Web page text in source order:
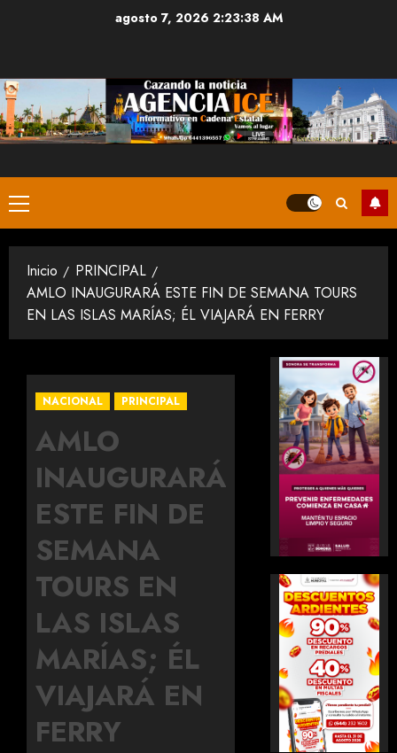
agosto 7, 2026 2:23:39 AM
Menú
principal
Inicio
PRINCIPAL
AMLO INAUGURARÁ ESTE FIN DE SEMANA TOURS
EN LAS ISLAS MARÍAS; ÉL VIAJARÁ EN FERRY
NACIONAL PRINCIPAL
AMLO
INAUGURARÁ
ESTE FIN DE
SEMANA
TOURS EN
LAS ISLAS
MARÍAS; ÉL
VIAJARÁ EN
FERRY